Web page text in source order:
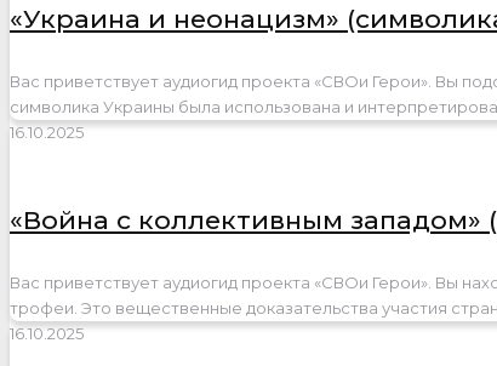
«Украина и неонацизм»
Вас приветствует аудиогид проекта «СВОи Герои». Вы
символика Украины была использована и
16.10.2025
«Война с коллективным западом»
Вас приветствует аудиогид проекта «СВОи Герои». Вы
трофеи. Это вещественные доказательства участия
16.10.2025